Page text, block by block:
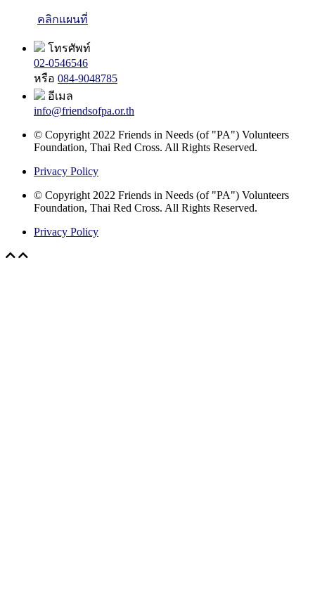
คลิกแผนที่
โทรศัพท์
02-0546546
หรือ 084-9048785
อีเมล
info@friendsofpa.or.th
© Copyright 2022 Friends in Needs (of "PA") Volunteers
Foundation, Thai Red Cross. All Rights Reserved.
Privacy Policy
© Copyright 2022 Friends in Needs (of "PA") Volunteers
Foundation, Thai Red Cross. All Rights Reserved.
Privacy Policy